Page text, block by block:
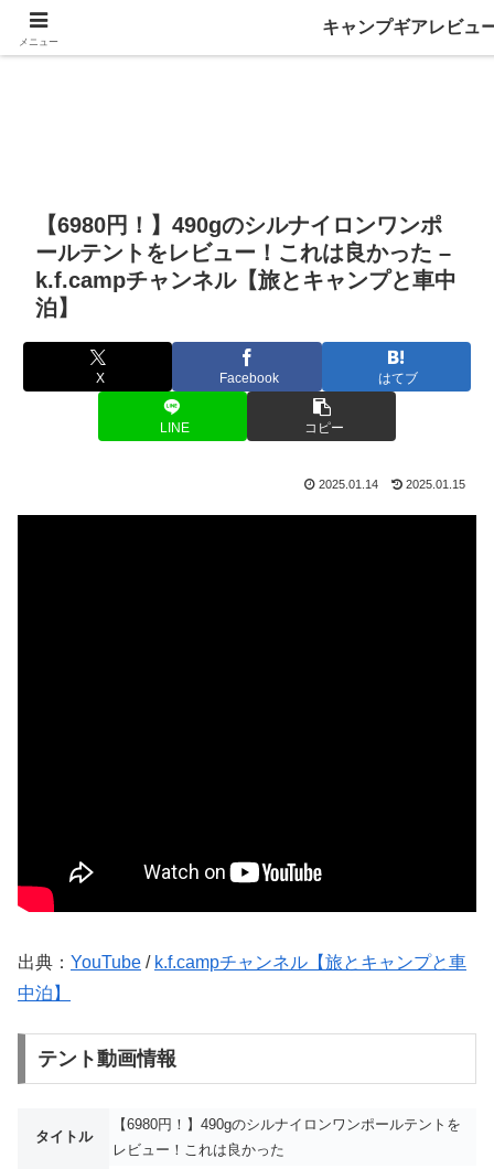
【6980円！】490gのシルナイロンワンポ
ールテントをレビュー！これは良かった –
k.f.campチャンネル【旅とキャンプと車中
泊】
X Facebook はてブ
LINE コピー
2025.01.14 2025.01.15
出典： YouTube / k.f.campチャンネル【旅とキャンプと車
中泊】
テント動画情報
タイトル
【6980円！】490gのシルナイロンワンポールテントを
レビュー！これは良かった
メニュー
キャンプギアレビュ